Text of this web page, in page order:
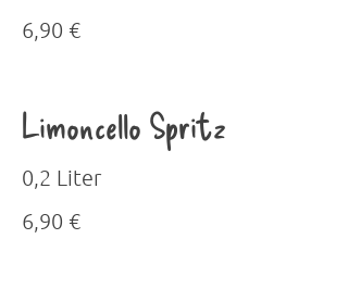
6,90 €
Limoncello Spritz
0,2 Liter
6,90 €